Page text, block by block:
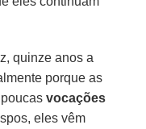
quinze anos a
porque as
poucasvocações
eles vêm